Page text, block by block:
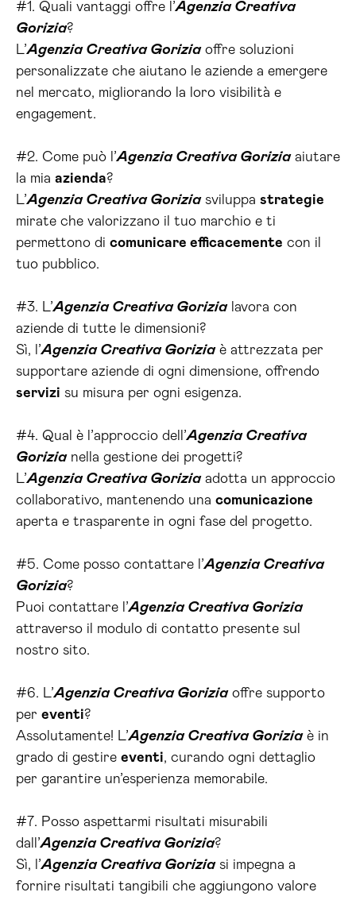
#1. Quali vantaggi offre l’Agenzia Creativa
Gorizia?
L’Agenzia Creativa Goriziaoffre soluzioni
personalizzate che aiutano le aziende a emergere
nel mercato, migliorando la loro visibilità e
engagement.
#2. Come può l’Agenzia Creativa Goriziaaiutare
la mia azienda?
L’Agenzia Creativa Goriziasviluppa strategie
mirate che valorizzano il tuo marchio e ti
permettono di comunicare efficacemente con il
tuo pubblico.
#3. L’Agenzia Creativa Gorizialavora con
aziende di tutte le dimensioni?
Sì, l’Agenzia Creativa Goriziaè attrezzata per
supportare aziende di ogni dimensione, offrendo
servizi su misura per ogni esigenza.
#4. Qual è l’approccio dell’Agenzia Creativa
Gorizianella gestione dei progetti?
L’Agenzia Creativa Goriziaadotta un approccio
collaborativo, mantenendo una comunicazione
aperta e trasparente in ogni fase del progetto.
#5. Come posso contattare l’Agenzia Creativa
Gorizia?
Puoi contattare l’Agenzia Creativa Gorizia
attraverso il modulo di contatto presente sul
nostro sito.
#6. L’Agenzia Creativa Goriziaoffre supporto
per eventi?
Assolutamente! L’Agenzia Creativa Goriziaè in
grado di gestire eventi, curando ogni dettaglio
per garantire un’esperienza memorabile.
#7. Posso aspettarmi risultati misurabili
dall’Agenzia Creativa Gorizia?
Sì, l’Agenzia Creativa Goriziasi impegna a
fornire risultati tangibili che aggiungono valore